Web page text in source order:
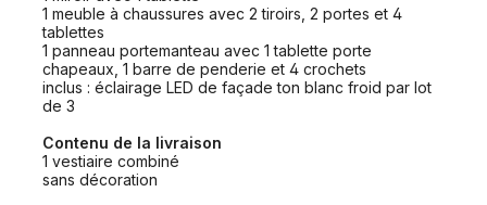
1 meuble à chaussures avec 2 tiroirs, 2 portes et 4
tablettes
1 panneau portemanteau avec 1 tablette porte
chapeaux, 1 barre de penderie et 4 crochets
inclus : éclairage LED de façade ton blanc froid par lot
de 3
Contenu de la livraison
1 vestiaire combiné
sans décoration